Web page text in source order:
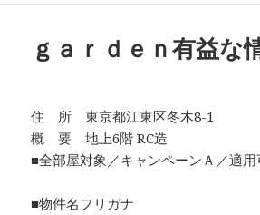
ｇａｒｄｅｎ有益な
住 所 東京都江東区冬木8-1
概 要 地上6階 RC造
■全部屋対象／キャンペーンＡ／適用
■物件名フリガナ